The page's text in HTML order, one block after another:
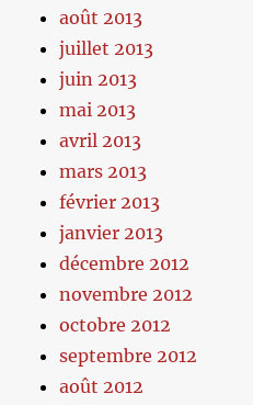
août 2013
juillet 2013
juin 2013
mai 2013
avril 2013
mars 2013
février 2013
janvier 2013
décembre 2012
novembre 2012
octobre 2012
septembre 2012
août 2012